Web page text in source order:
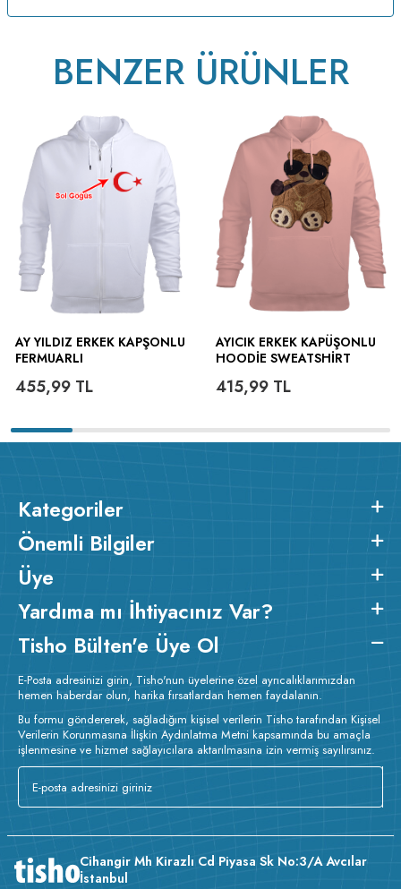
Ürün
kapüşonlu polarınızı sizin için hazırladık. Kapüşonlu polar kalın
renk seçeneği ve dilediğiniz gibi dizayn et imkanıda
Ürünün kumaş m gramajı ortalama 260 gr/m
Detayları :
insan sağlığına zarar vermez.
C sıcaklıkta ve tersten yıkanır.
yapılmaz.Kurutma makinesinde kurutulmaz.Orta ısıda ve
tersten ütülenir.
BENZER ÜRÜNLER
AY YILDIZ ERKEK KAPŞONLU
FERMUARLI
455,99 TL
AYICIK ERKEK KAPÜŞONLU
HOODIE SWEATSHIRT
415,99TL
Kategoriler
Önemli Bilgiler
Üye
Yardıma mı İhtiyacınız Var?
Tisho Bülten'e Üye Ol
E-Posta adresinizi girin, Tisho'nun üyelerine özel ayrıcalıklarımızdan
hemen haberdar olun, harika fırsatlardan hemen faydalanın.
Bu formu göndererek, sağladığım kişisel verilerin Tisho tarafından Kişisel
Verilerin Korunmasına İlişkin Aydınlatma Metni kapsamında bu amaçla
işlenmesine ve hizmet sağlayıcılara aktarılmasına izin vermiş sayılırsınız.
Cihangir Mh Kirazlı Cd Piyasa Sk No:3/A Avcılar
İstanbul